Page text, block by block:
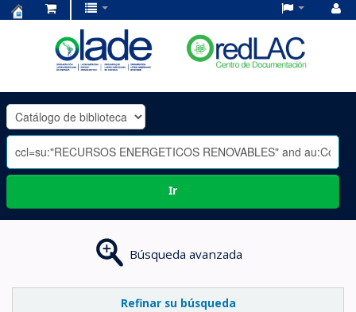
OLADE
-
Ir
Búsqueda avanzada
Refinar su búsqueda